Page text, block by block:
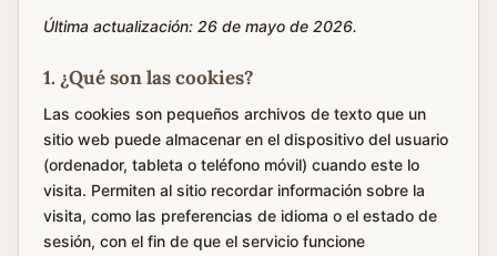
Última actualización: 26 de mayo de 2026.
1. ¿Qué son las cookies?
Las cookies son pequeños archivos de texto que un
sitio web puede almacenar en el dispositivo del usuario
(ordenador, tableta o teléfono móvil) cuando este lo
visita. Permiten al sitio recordar información sobre la
visita, como las preferencias de idioma o el estado de
sesión, con el fin de que el servicio funcione